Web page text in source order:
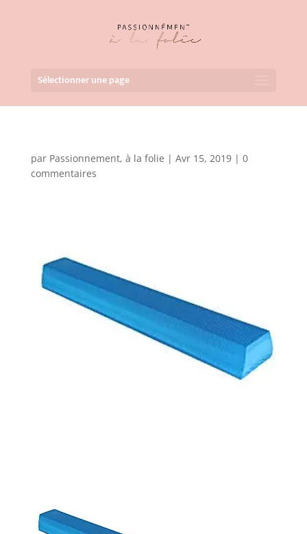
Sélectionner une page
par Passionnement, à la folie | Avr 15, 2019| 0
commentaires